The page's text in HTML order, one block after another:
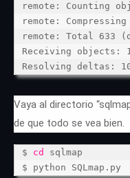
remote: Counting
remote:
remote: Total 633
Receiving objects:
Resolving deltas:
Vaya al directorio
de que todo se vea bien.
$ cd
sqlmap
$ python SQLmap.py